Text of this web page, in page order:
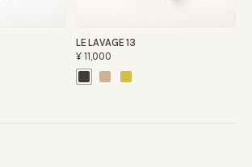
LE LAVAGE 13
¥11,000